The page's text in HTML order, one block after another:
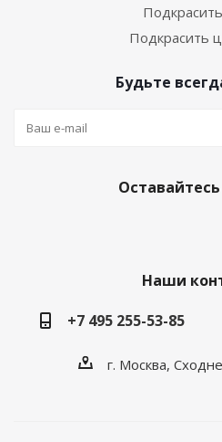
Подкрасить
Будьте
Наши
+7 495 255-53-85
г. Москва,